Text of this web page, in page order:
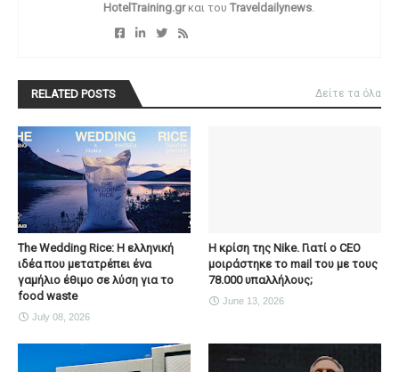
HotelTraining.grκαι του Traveldailynews.
RELATED POSTS Δείτε τα όλα
The Wedding Rice: Η ελληνική
ιδέα που μετατρέπει ένα
γαμήλιο έθιμο σε λύση για το
food waste
July 08, 2026
Η κρίση της Nike. Γιατί ο CEO
μοιράστηκε το mail του με τους
78.000 υπαλλήλους;
June 13, 2026